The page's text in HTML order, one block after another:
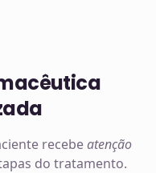
recebeatenção
do tratamento.